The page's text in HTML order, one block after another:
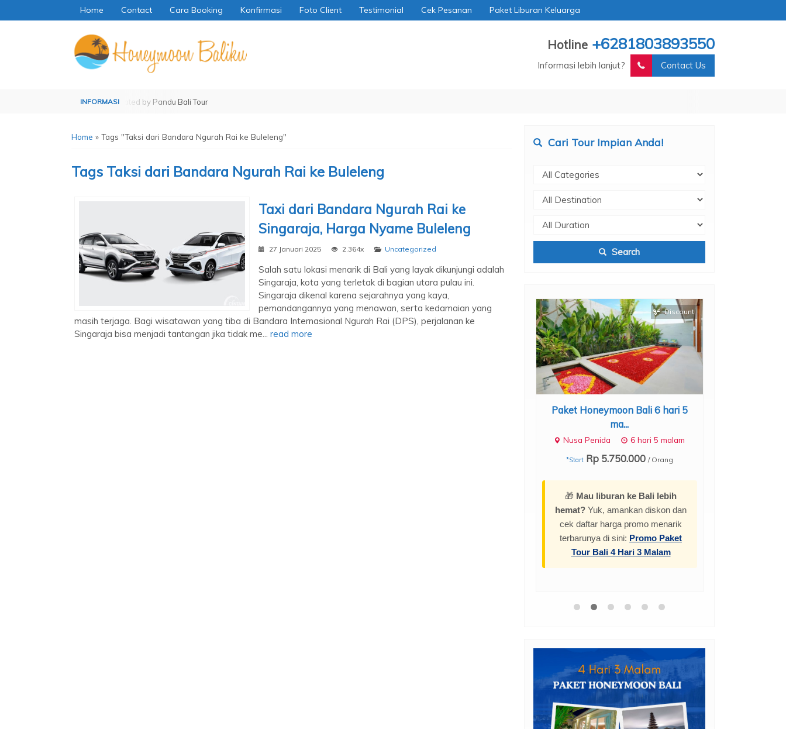
Home Contact Cara Booking Konfirmasi Foto Client Testimonial Cek Pesanan Paket Liburan Keluarga
Hotline +6281803893550
Informasi lebih lanjut? Contact Us
Operated by Pandu Bali Tour
Home » Tags "Taksi dari Bandara Ngurah Rai ke Buleleng"
Tags Taksi dari Bandara Ngurah Rai ke Buleleng
Taxi dari Bandara Ngurah Rai ke
Singaraja, Harga Nyame Buleleng
27 Januari 2025 2.364x Uncategorized
Salah satu lokasi menarik di Bali yang layak dikunjungi adalah
Singaraja, kota yang terletak di bagian utara pulau ini.
Singaraja dikenal karena sejarahnya yang kaya,
pemandangannya yang menawan, serta kedamaian yang
masih terjaga. Bagi wisatawan yang tiba di Bandara Internasional Ngurah Rai (DPS), perjalanan ke
Singaraja bisa menjadi tantangan jika tidak me... read more
Cari Tour Impian Anda!
Search
Paket Honeymoon Bali 6 hari 5
ma...
Nusa Penida 6 hari 5 malam
*Start Rp 5.750.000 / Orang
🎁 Mau liburan ke Bali lebih
hemat? Yuk, amankan diskon dan
cek daftar harga promo menarik
terbarunya di sini: Promo Paket
Tour Bali 4 Hari 3 Malam
Discount